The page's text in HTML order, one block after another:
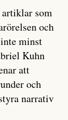
artiklar som
och
minst
Kuhn
att
och
narrativ